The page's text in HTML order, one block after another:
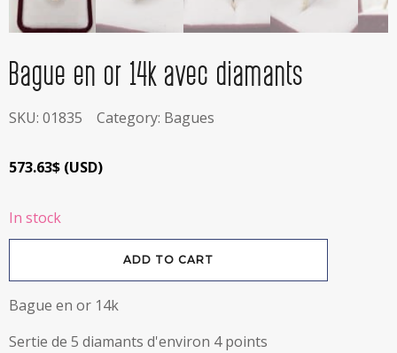
Bague en or 14k avec diamants
SKU: 01835 Category: Bagues
573.63$ (USD)
In stock
14k
diamants
quantity
ADD TO CART
Bague en or 14k
Sertie de 5 diamants d'environ 4 points